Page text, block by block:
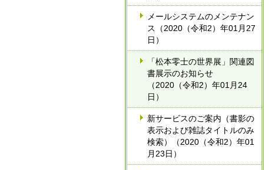
メールシステムのメンテナン
ス（2020（令和2）年01月27
日）
「松本零士の世界展」関連図
書展示のお知らせ
（2020（令和2）年01月24
日）
新サービスのご案内（書影の
表示および雑誌タイトルのみ
検索）（2020（令和2）年01
月23日）